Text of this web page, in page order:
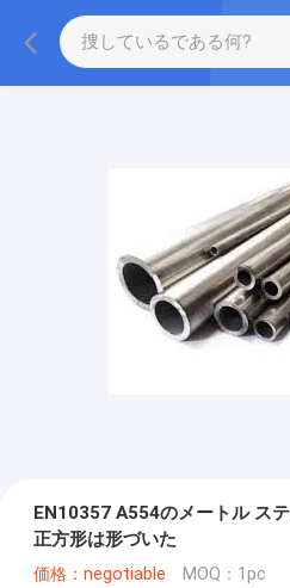
EN10357 A554のメートル ス
正方形は形づいた
価格：negotiable MOQ：1pc